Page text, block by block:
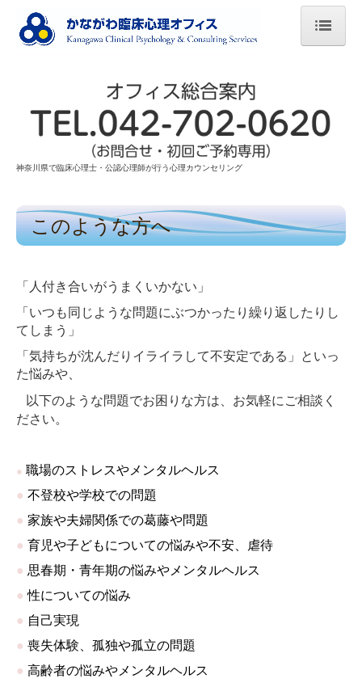
このような方へ
ご相談の流れ
心理検査
料金・お申込み
アクセス
ごあいさつ
スタッフ紹介
企業のメンタルヘルス
過去の研修・セミナー
連携医療機関のご案内
リンク
会社概要
神奈川県で臨床心理士・公認心理師が行う心理カウンセリング
このような方へ
「人付き合いがうまくいかない」
「いつも同じような問題にぶつかったり繰り返したりし
てしまう」
「気持ちが沈んだりイライラして不安定である」といっ
た悩みや、
以下のような問題でお困りな方は、お気軽にご相談く
ださい。
● 職場のストレスやメンタルヘルス
● 不登校や学校での問題
● 家族や夫婦関係での葛藤や問題
● 育児や子どもについての悩みや不安、虐待
● 思春期・青年期の悩みやメンタルヘルス
● 性についての悩み
● 自己実現
● 喪失体験、孤独や孤立の問題
● 高齢者の悩みやメンタルヘルス